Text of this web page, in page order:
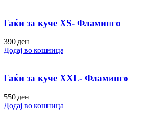
Гаќи за куче XS- Фламинго
390 ден
Додај во кошница
Гаќи за куче XXL- Фламинго
550 ден
Додај во кошница